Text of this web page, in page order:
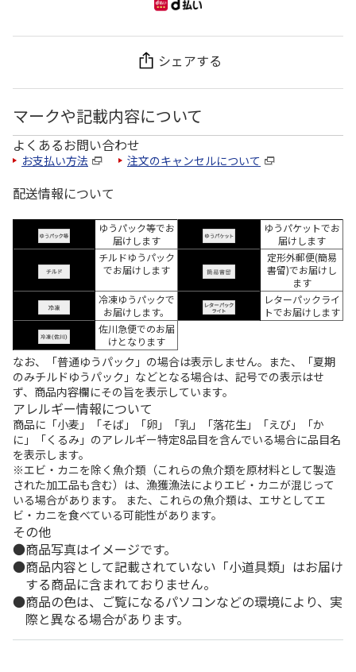
シェアする
マークや記載内容について
よくあるお問い合わせ
お支払い方法 注文のキャンセルについて
配送情報について
ゆうパック等でお
届けします
ゆうパケットでお
届けします
チルドゆうパック
でお届けします
定形外郵便(簡易
書留)でお届けし
ます
冷凍ゆうパックで
お届けします。
レターパックライ
トでお届けします
佐川急便でのお届
けとなります
なお、「普通ゆうパック」の場合は表示しません。また、「夏期
のみチルドゆうパック」などとなる場合は、記号での表示はせ
ず、商品内容欄にその旨を表示しています。
アレルギー情報について
商品に「小麦」「そば」「卵」「乳」「落花生」「えび」「か
に」「くるみ」のアレルギー特定8品目を含んでいる場合に品目名
を表示します。
※エビ・カニを除く魚介類（これらの魚介類を原材料として製造
された加工品も含む）は、漁獲漁法によりエビ・カニが混じって
いる場合があります。 また、これらの魚介類は、エサとしてエ
ビ・カニを食べている可能性があります。
その他
商品写真はイメージです。
商品内容として記載されていない「小道具類」はお届け
する商品に含まれておりません。
商品の色は、ご覧になるパソコンなどの環境により、実
際と異なる場合があります。